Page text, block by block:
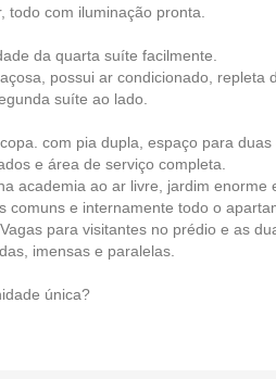
todo com iluminação pronta.
da quarta suíte facilmente.
possui ar condicionado, repleta
suíte ao lado.
com pia dupla, espaço para duas
e área de serviço completa.
academia ao ar livre, jardim enorme
comuns e internamente todo o
para visitantes no prédio e as
imensas e paralelas.
única?